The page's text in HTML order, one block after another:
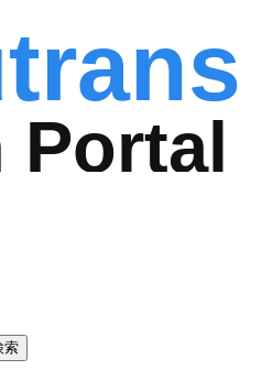
索